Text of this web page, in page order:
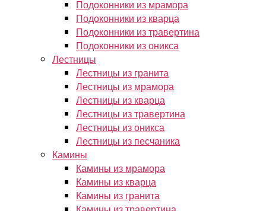
Подоконники из мрамора
Подоконники из кварца
Подоконники из травертина
Подоконники из оникса
Лестницы
Лестницы из гранита
Лестницы из мрамора
Лестницы из кварца
Лестницы из травертина
Лестницы из оникса
Лестницы из песчаника
Камины
Камины из мрамора
Камины из кварца
Камины из гранита